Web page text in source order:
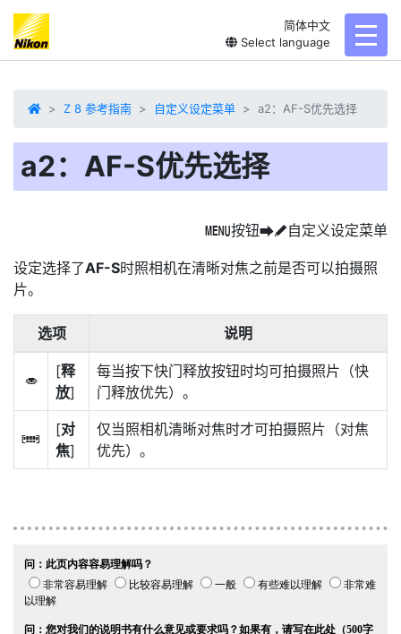
简体中文
Select language
Z 8 参考指南 自定义设定菜单 a2：AF-S优先选择
a2：AF-S优先选择
G按钮UA自定义设定菜单
设定选择了AF-S时照相机在清晰对焦之前是否可以拍摄照
片。
选项 说明
G
[释
放]
每当按下快门释放按钮时均可拍摄照片（快
门释放优先）。
F
[对
焦]
仅当照相机清晰对焦时才可拍摄照片（对焦
优先）。